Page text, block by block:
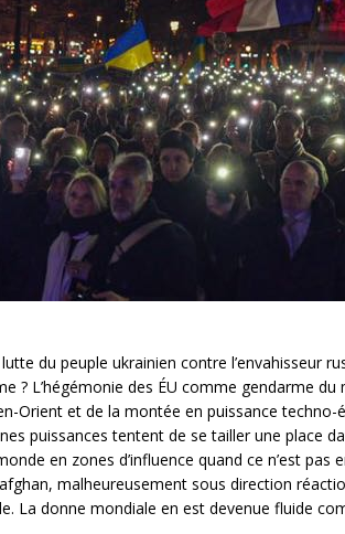
du peuple ukrainien contre l’envahisseur
? L’hégémonie des ÉU comme gendarme
Orient et de la montée en puissance
puissances tentent de se tailler une place
en zones d’influence quand ce n’est
malheureusement sous direction
La donne mondiale en est devenue fluide